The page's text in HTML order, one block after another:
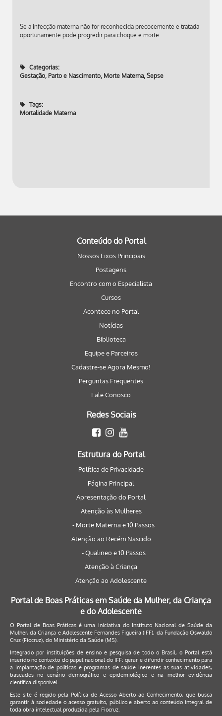
Se a infecção materna não for reconhecida precocemente e tratada
oportunamente pode progredir para choque e morte.
Categorias:
Gestação, Parto e Nascimento, Morte Materna, Sepse
Tags:
Mortalidade Materna
Conteúdo do Portal
Nossos Eixos Principais
Postagens
Encontro com o Especialista
Cursos
Acontece no Portal
Notícias
Biblioteca
Equipe e Parceiros
Cadastre-se Agora Mesmo!
Perguntas Frequentes
Fale Conosco
Redes Sociais
Estrutura do Portal
Política de Privacidade
Página Principal
Apresentação do Portal
Atenção às Mulheres
- Morte Materna e 10 Passos
Atenção ao Recém Nascido
- Qualineo e 10 Passos
Atenção à Criança
Atenção ao Adolescente
Portal de Boas Práticas em Saúde da Mulher, da Criança
e do Adolescente
O Portal de Boas Práticas é uma iniciativa do Instituto Nacional de Saúde da
Mulher, da Criança e Adolescente Fernandes Figueira (IFF), da Fundação Oswaldo
Cruz (Fiocruz), do Ministério da Saúde (MS).
Integrado por instituições de ensino e pesquisa de todo o Brasil, o Portal está
inserido no contexto do papel nacional do IFF: gerar e difundir conhecimento para
a implantação de políticas e programas de saúde inerentes as suas atividades,
baseados no cenário demográfico e epidemiológico e na melhor evidência
científica disponível.
Este site é regido pela Política de Acesso Aberto ao Conhecimento, que busca
garantir à sociedade o acesso gratuito, público e aberto ao conteúdo integral de
toda obra intelectual produzida pela Fiocruz.